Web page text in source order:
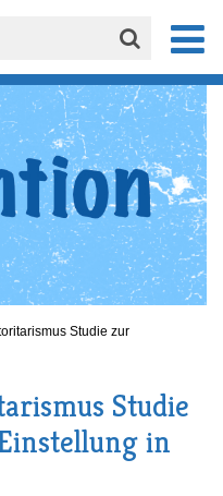
Studie zur
Studie
in